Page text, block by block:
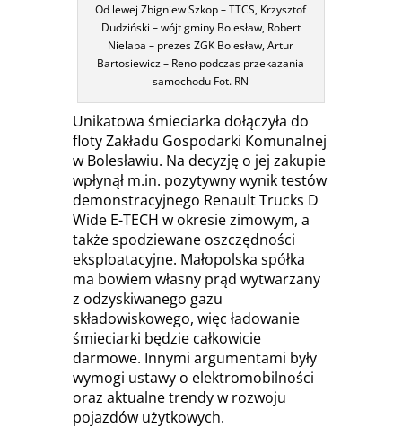
Od lewej Zbigniew Szkop – TTCS, Krzysztof
Dudziński – wójt gminy Bolesław, Robert
Nielaba – prezes ZGK Bolesław, Artur
Bartosiewicz – Reno podczas przekazania
samochodu Fot. RN
Unikatowa śmieciarka dołączyła do
floty Zakładu Gospodarki Komunalnej
w Bolesławiu. Na decyzję o jej zakupie
wpłynął m.in. pozytywny wynik testów
demonstracyjnego Renault Trucks D
Wide E-TECH w okresie zimowym, a
także spodziewane oszczędności
eksploatacyjne. Małopolska spółka
ma bowiem własny prąd wytwarzany
z odzyskiwanego gazu
składowiskowego, więc ładowanie
śmieciarki będzie całkowicie
darmowe. Innymi argumentami były
wymogi ustawy o elektromobilności
oraz aktualne trendy w rozwoju
pojazdów użytkowych.